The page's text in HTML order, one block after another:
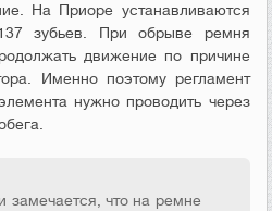
На Приоре устанавливаются
зубьев. При обрыве ремня
движение по причине
Именно поэтому регламент
нужно проводить через
замечается, что на ремне